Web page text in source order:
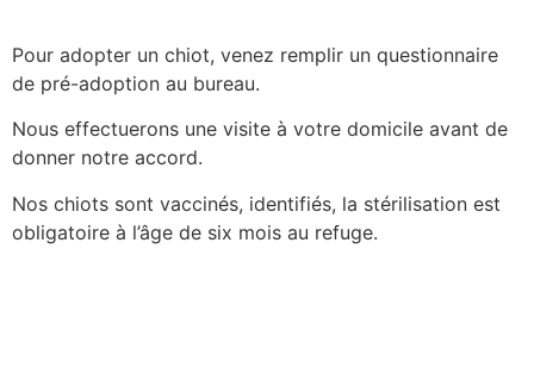
Pour adopter un chiot, venez remplir un questionnaire
de pré-adoption au bureau.
Nous effectuerons une visite à votre domicile avant de
donner notre accord.
Nos chiots sont vaccinés, identifiés, la stérilisation est
obligatoire à l’âge de six mois au refuge.